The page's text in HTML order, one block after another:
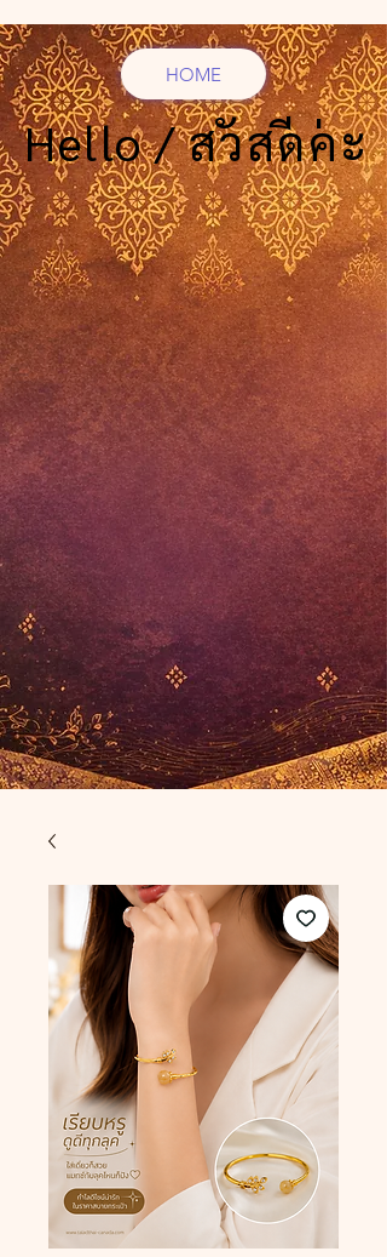
HOME
Hello / สวัสดีค่ะ
Hello / สวัสดีค่ะ